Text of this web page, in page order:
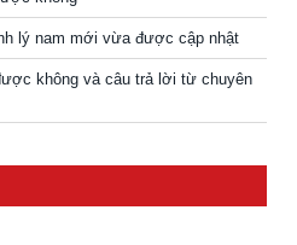
lý nam mới vừa được cập nhật
không và câu trả lời từ chuyên